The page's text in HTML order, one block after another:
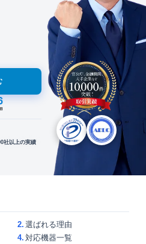
社以上の実績
2. 選ばれる理由
4. 対応機器一覧